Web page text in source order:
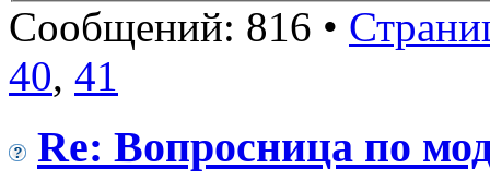
Сообщений: 816 •
40, 41
Re: Вопросница по